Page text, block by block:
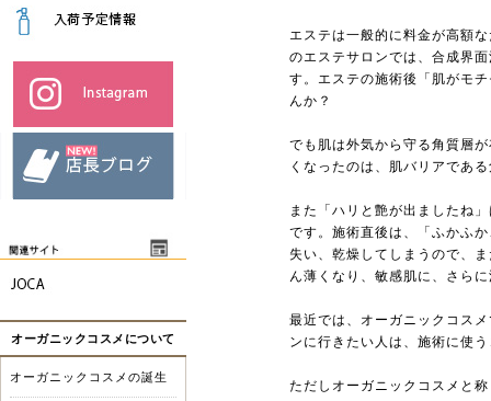
エステは一般的に料金が高額
のエステサロンでは、合成界
す。エステの施術後「肌がモ
んか？
でも肌は外気から守る角質層
くなったのは、肌バリアであ
また「ハリと艶が出ましたね
です。施術直後は、「ふかふ
失い、乾燥してしまうので、
ん薄くなり、敏感肌に、さら
最近では、オーガニックコス
ンに行きたい人は、施術に使
ただしオーガニックコスメと
オーガニックコスメについて
オーガニックコスメの誕生